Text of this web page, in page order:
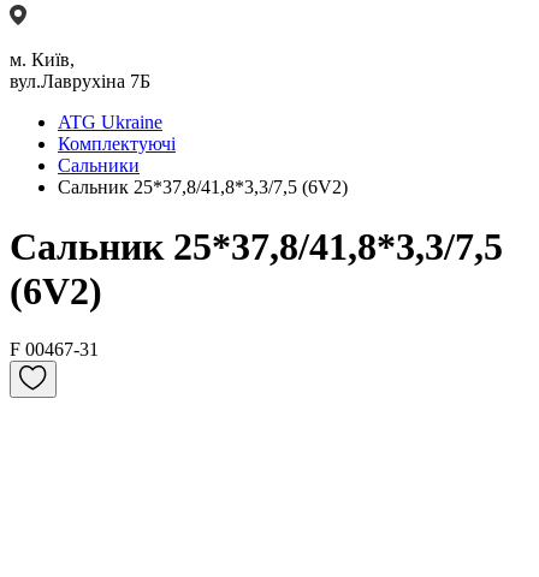
м. Київ,
вул.Лаврухіна 7Б
ATG Ukraine
Комплектуючі
Сальники
Сальник 25*37,8/41,8*3,3/7,5 (6V2)
Сальник 25*37,8/41,8*3,3/7,5
(6V2)
F 00467-31